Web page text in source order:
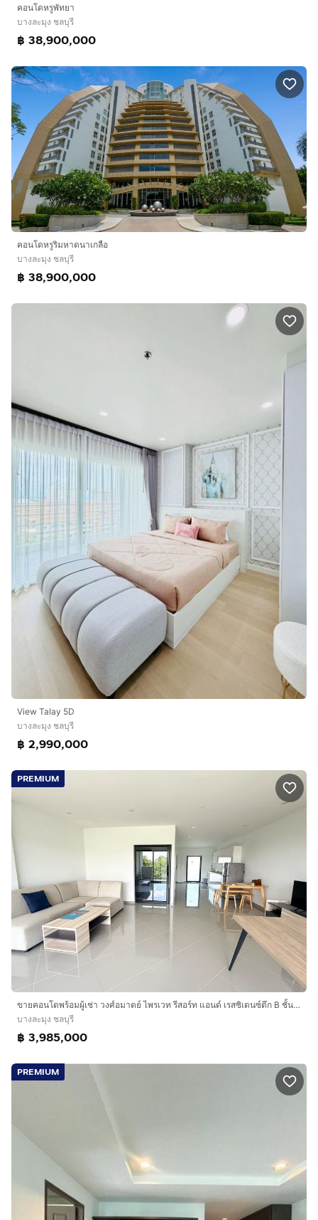
คอนโดหรูพัทยา
บางละมุง ชลบุรี
฿ 38,900,000
คอนโดหรูริมหาดนาเกลือ
บางละมุง ชลบุรี
฿ 38,900,000
View​ Talay​ 5D
บางละมุง ชลบุรี
฿ 2,990,000
PREMIUM
ขายคอนโดพร้อมผู้เช่า วงศ์อมาตย์ ไพรเวท รีสอร์ท แอนด์ เรสซิเดนซ์ตึก B ชั้น 6 ทำเลดี เดินทางสะดวก ใกล้Terminal 21 พัทยา
บางละมุง ชลบุรี
฿ 3,985,000
PREMIUM